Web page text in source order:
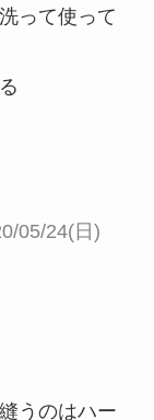
って使って
05/24(日)
うのはハー